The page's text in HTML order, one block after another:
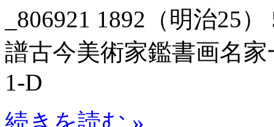
_806921 1892（明治25
譜古今美術家鑑書画名家
1-D